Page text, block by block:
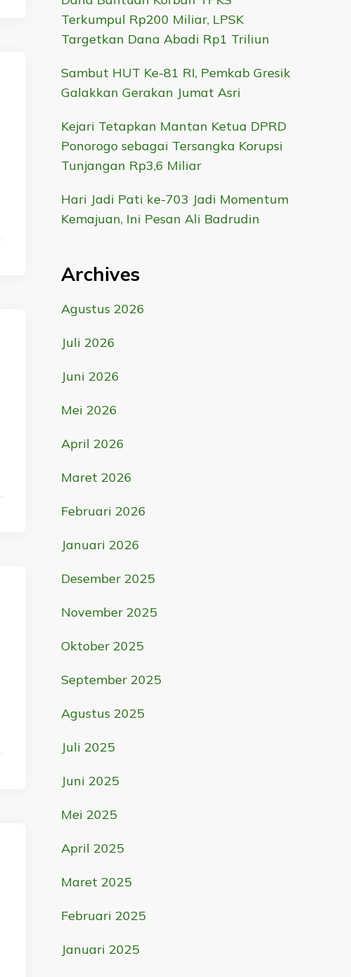
Terkumpul Rp200 Miliar, LPSK
Targetkan Dana Abadi Rp1 Triliun
Sambut HUT Ke-81 RI, Pemkab Gresik
Galakkan Gerakan Jumat Asri
Kejari Tetapkan Mantan Ketua DPRD
Ponorogo sebagai Tersangka Korupsi
Tunjangan Rp3,6 Miliar
Hari Jadi Pati ke-703 Jadi Momentum
Kemajuan, Ini Pesan Ali Badrudin
Archives
Agustus 2026
Juli 2026
Juni 2026
Mei 2026
April 2026
Maret 2026
Februari 2026
Januari 2026
Desember 2025
November 2025
Oktober 2025
September 2025
Agustus 2025
Juli 2025
Juni 2025
Mei 2025
April 2025
Maret 2025
Februari 2025
Januari 2025